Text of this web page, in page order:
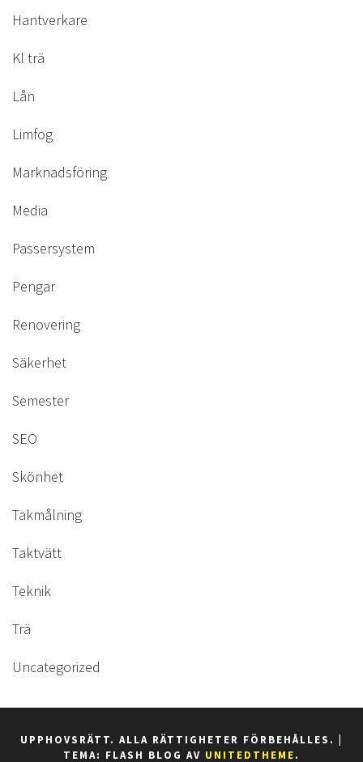
Hantverkare
Kl trä
Lån
Limfog
Marknadsföring
Media
Passersystem
Pengar
Renovering
Säkerhet
Semester
SEO
Skönhet
Takmålning
Taktvätt
Teknik
Trä
Uncategorized
UPPHOVSRÄTT. ALLA RÄTTIGHETER FÖRBEHÅLLES.
TEMA: FLASH BLOG AV UNITEDTHEME.